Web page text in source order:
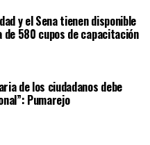
y el Sena tienen disponible
580 cupos de capacitación
de los ciudadanos debe
Pumarejo